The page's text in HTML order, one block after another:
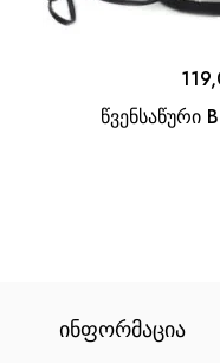
წვენსაწური
ᲘᲜᲤᲝᲠᲛᲐᲪᲘᲐ